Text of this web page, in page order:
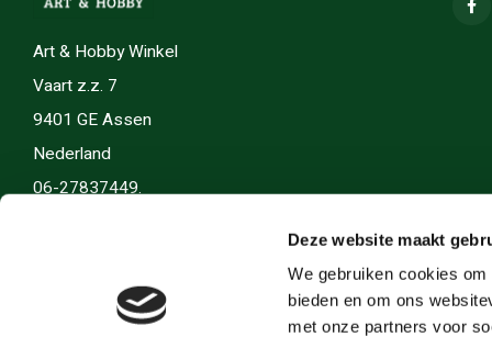
Deze website maakt
We gebruiken cookies
bieden en om ons
met onze partners voor
Art & Hobby Winkel
Vaart z.z. 7
9401 GE Assen
Nederland
06-27837449.